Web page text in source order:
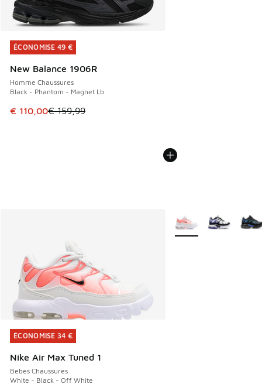
ÉCONOMISE 49 €
New Balance 1906R
Homme Chaussures
Black - Phantom - Magnet Lb
Cet article est en promotion. Prix en baisse de € 159,99 à
€ 110,00€ 159,99
ÉCONOMISE 49 €
ÉCONOMISE 34 €
Nike Air Max Tuned 1
Bebes Chaussures
White - Black - Off White
ÉCONOMISE 34 €
Plus de couleurs